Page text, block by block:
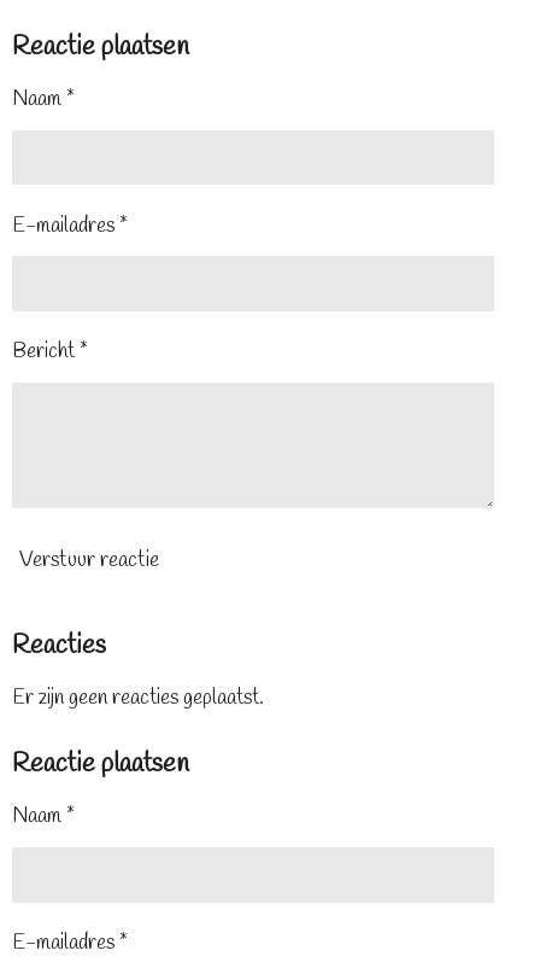
Reactie plaatsen
Naam *
E-mailadres *
Bericht *
Verstuur reactie
Reacties
Er zijn geen reacties geplaatst.
Reactie plaatsen
Naam *
E-mailadres *